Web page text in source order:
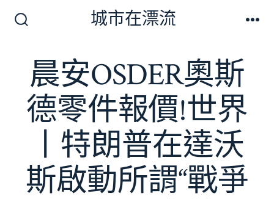
換
開
關
城市在漂流
晨安OSDER奧斯
德零件報價!世界
丨特朗普在達沃
斯啟動所謂“戰爭